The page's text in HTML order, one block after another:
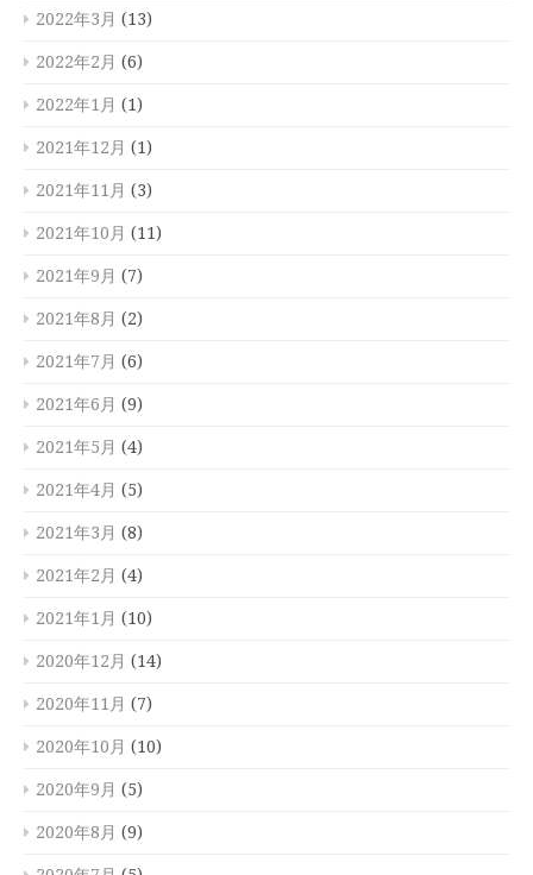
2022年3月 (13)
2022年2月 (6)
2022年1月 (1)
2021年12月 (1)
2021年11月 (3)
2021年10月 (11)
2021年9月 (7)
2021年8月 (2)
2021年7月 (6)
2021年6月 (9)
2021年5月 (4)
2021年4月 (5)
2021年3月 (8)
2021年2月 (4)
2021年1月 (10)
2020年12月 (14)
2020年11月 (7)
2020年10月 (10)
2020年9月 (5)
2020年8月 (9)